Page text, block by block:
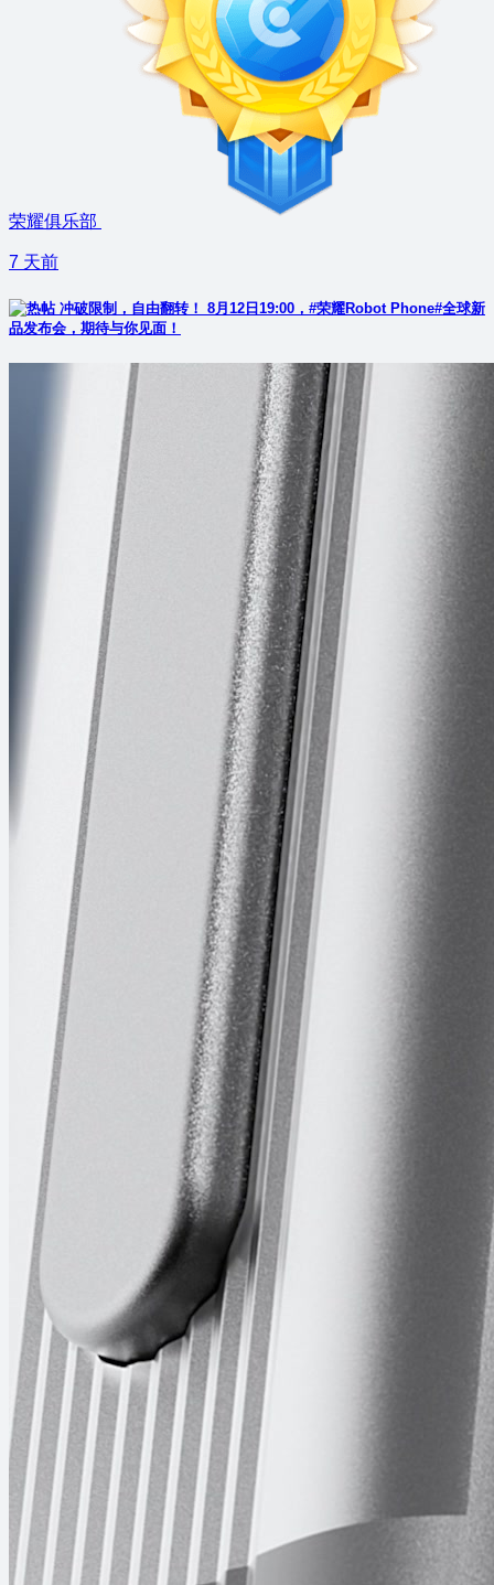
荣耀俱乐部
7 天前
冲破限制，自由翻转！ 8月12日19:00，#荣耀Robot Phone#全球新
品发布会，期待与你见面！